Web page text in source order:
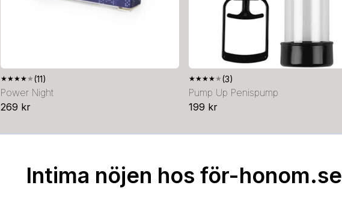
★★★★★ (11)
Power Night
269 kr
★★★★★ (3)
Pump Up Penispump
199 kr
Intima nöjen hos för-honom.se